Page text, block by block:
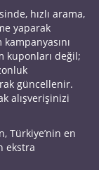
hızlı arama,
yaparak
kuponları değil;
güncellenir.
alışverişinizi
Türkiye’nin en
ekstra